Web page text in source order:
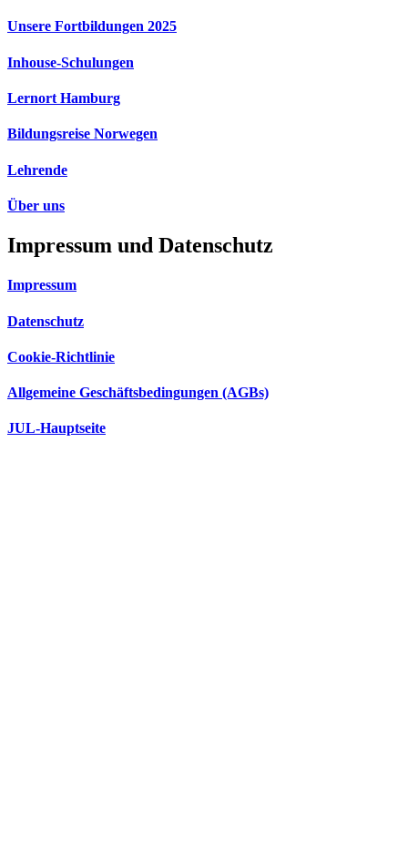
Unsere Fortbildungen 2025
Inhouse-Schulungen
Lernort Hamburg
Bildungsreise Norwegen
Lehrende
Über uns
Impressum und Datenschutz
Impressum
Datenschutz
Cookie-Richtlinie
Allgemeine Geschäftsbedingungen (AGBs)
JUL-Hauptseite